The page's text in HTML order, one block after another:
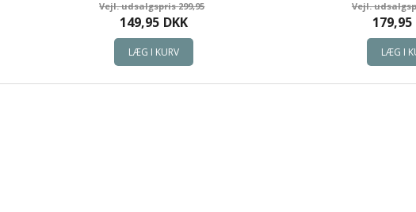
299,95
149,95 DKK 179,95